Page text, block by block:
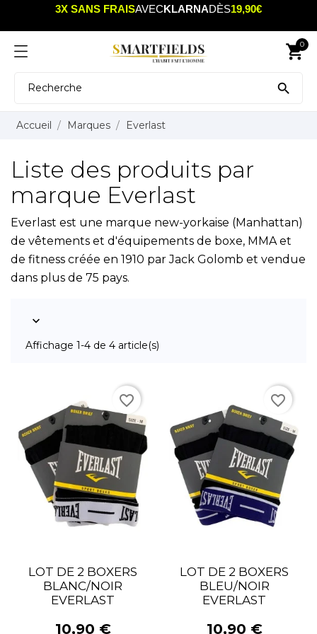
3X SANS FRAISAVECKLARNADÈS19,90€
shopping_cart
0

Accueil Marques Everlast
Liste des produits par
marque Everlast
Everlast est une marque new-yorkaise (Manhattan)
de vêtements et d'équipements de boxe, MMA et
de fitness créée en 1910 par Jack Golomb et vendue
dans plus de 75 pays.

Affichage 1-4 de 4 article(s)
LOT DE 2 BOXERS
BLANC/NOIR
EVERLAST
10,90 €
favorite_border
LOT DE 2 BOXERS
BLEU/NOIR
EVERLAST
10,90 €
favorite_border